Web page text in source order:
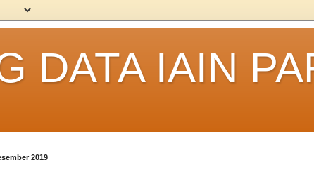
DATA IAIN
2019